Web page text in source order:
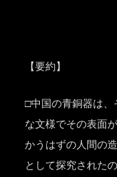
【要約】
□中国の青銅器は
な文様でその表面
かうはずの人間の
として探究された